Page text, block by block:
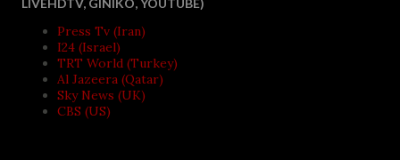
LIVEHDTV, GINIKO, YOUTUBE)
Press Tv (Iran)
I24 (Israel)
TRT World (Turkey)
Al Jazeera (Qatar)
Sky News (UK)
CBS (US)